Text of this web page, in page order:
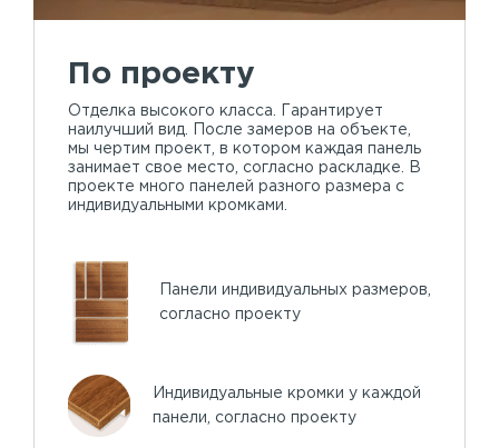
По проекту
Отделка высокого класса. Гарантирует
наилучший вид. После замеров на объекте,
мы чертим проект, в котором каждая панель
занимает свое место, согласно раскладке. В
проекте много панелей разного размера с
индивидуальными кромками.
Панели индивидуальных размеров,
согласно проекту
Индивидуальные кромки у каждой
панели, согласно проекту